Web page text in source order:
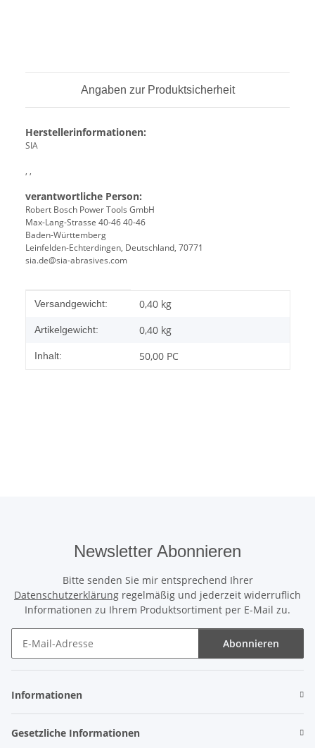
Angaben zur Produktsicherheit
Herstellerinformationen:
SIA
, ,
verantwortliche Person:
Robert Bosch Power Tools GmbH
Max-Lang-Strasse 40-46 40-46
Baden-Württemberg
Leinfelden-Echterdingen, Deutschland, 70771
sia.de@sia-abrasives.com
Produkteigenschaft
Wert
Versandgewicht: 0,40 kg
Artikelgewicht: 0,40 kg
Inhalt: 50,00 PC
Newsletter Abonnieren
Bitte senden Sie mir entsprechend Ihrer
Datenschutzerklärung regelmäßig und jederzeit widerruflich
Informationen zu Ihrem Produktsortiment per E-Mail zu.
Abonnieren
Informationen
Gesetzliche Informationen